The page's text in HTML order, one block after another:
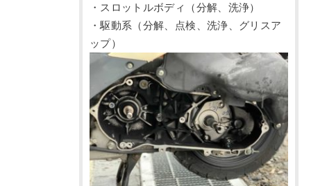
・スロットルボディ（分解、洗浄）
・駆動系（分解、点検、洗浄、グリスア
ップ）